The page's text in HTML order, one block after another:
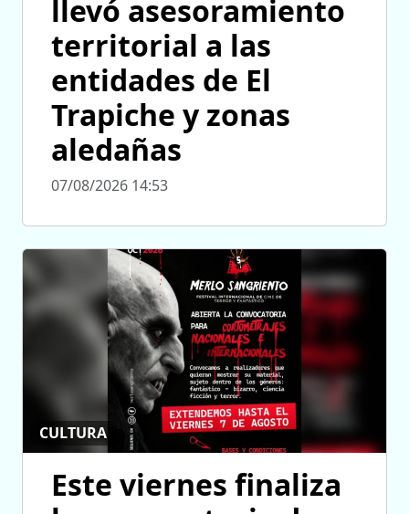
llevó asesoramiento
territorial a las
entidades de El
Trapiche y zonas
aledañas
07/08/2026 14:53
CULTURA
Este viernes finaliza